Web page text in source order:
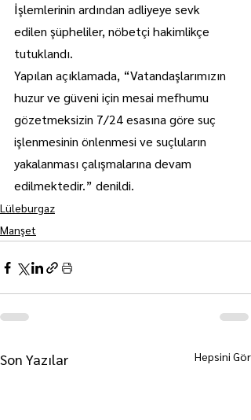
İşlemlerinin ardından adliyeye sevk
edilen şüpheliler, nöbetçi hakimlikçe
tutuklandı.
Yapılan açıklamada, “Vatandaşlarımızın
huzur ve güveni için mesai mefhumu
gözetmeksizin 7/24 esasına göre suç
işlenmesinin önlenmesi ve suçluların
yakalanması çalışmalarına devam
edilmektedir.” denildi.
Lüleburgaz
Manşet
Son Yazılar Hepsini Gör